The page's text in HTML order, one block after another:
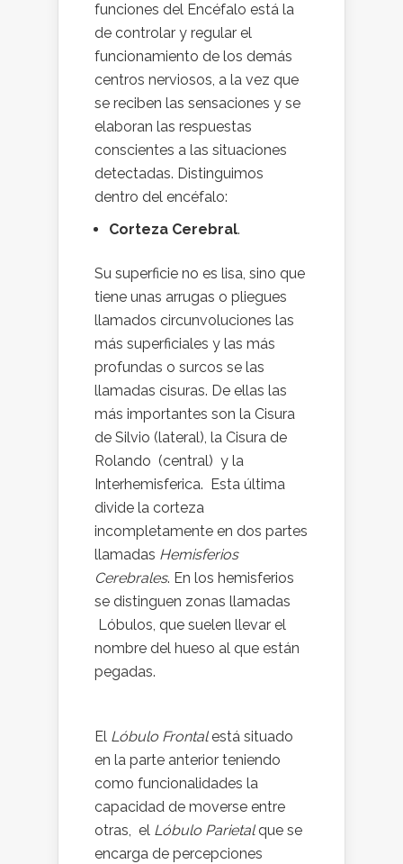
funciones del Encéfalo está la
de controlar y regular el
funcionamiento de los demás
centros nerviosos, a la vez que
se reciben las sensaciones y se
elaboran las respuestas
conscientes a las situaciones
detectadas. Distinguimos
dentro del encéfalo:
Corteza Cerebral.
Su superficie no es lisa, sino que
tiene unas arrugas o pliegues
llamados circunvoluciones las
más superficiales y las más
profundas o surcos se las
llamadas cisuras. De ellas las
más importantes son la Cisura
de Silvio (lateral), la Cisura de
Rolando (central) y la
Interhemisferica. Esta última
divide la corteza
incompletamente en dos partes
llamadas Hemisferios
Cerebrales. En los hemisferios
se distinguen zonas llamadas
Lóbulos, que suelen llevar el
nombre del hueso al que están
pegadas.
El Lóbulo Frontalestá situado
en la parte anterior teniendo
como funcionalidades la
capacidad de moverse entre
otras, el Lóbulo Parietalque se
encarga de percepciones